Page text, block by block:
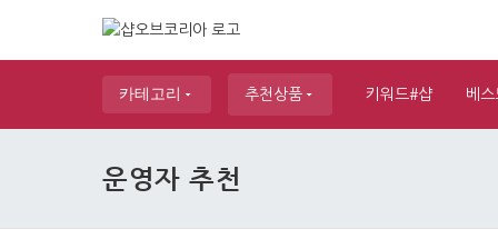
카테고리 추천상품 키워드#샵 베
운영자 추천